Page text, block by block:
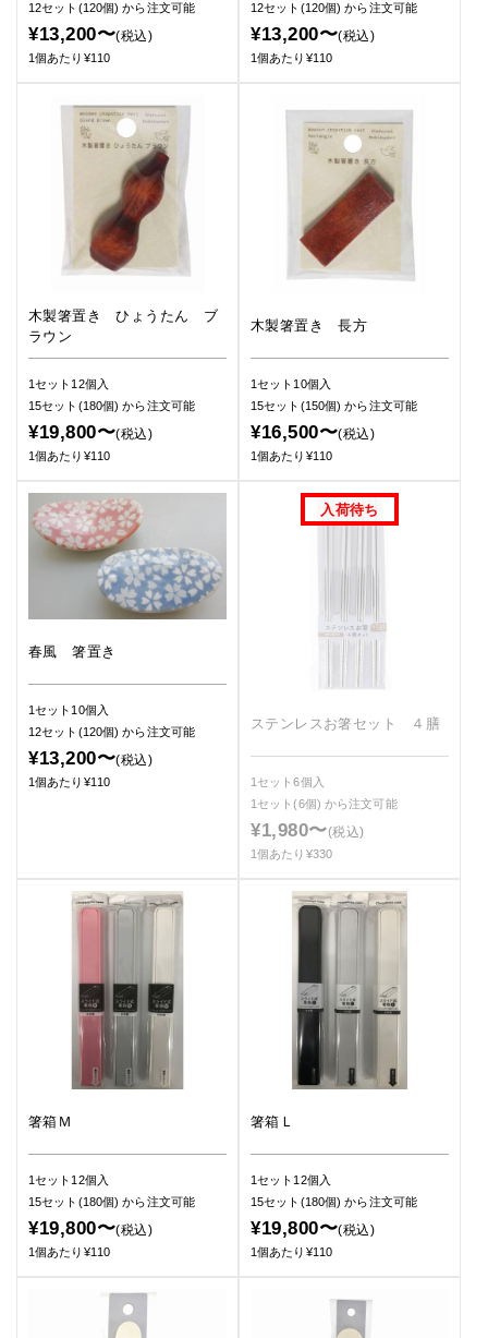
12セット(120個)から注文可能
¥13,200〜(税込)
1個あたり¥110
12セット(120個)から注文可能
¥13,200〜(税込)
1個あたり¥110
木製箸置き ひょうたん ブ
ラウン
1セット12個入
15セット(180個)から注文可能
¥19,800〜(税込)
1個あたり¥110
木製箸置き 長方
1セット10個入
15セット(150個)から注文可能
¥16,500〜(税込)
1個あたり¥110
春風 箸置き
1セット10個入
12セット(120個)から注文可能
¥13,200〜(税込)
1個あたり¥110
ステンレスお箸セット ４膳
1セット6個入
1セット(6個) から注文可能
¥1,980〜(税込)
1個あたり¥330
箸箱Ｍ
1セット12個入
15セット(180個)から注文可能
¥19,800〜(税込)
1個あたり¥110
箸箱Ｌ
1セット12個入
15セット(180個)から注文可能
¥19,800〜(税込)
1個あたり¥110